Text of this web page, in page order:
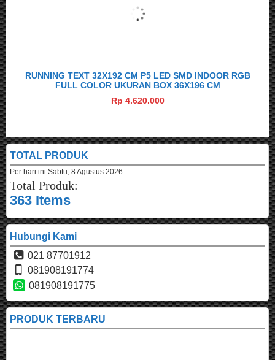
RUNNING TEXT 32X192 CM P5 LED SMD INDOOR RGB
FULL COLOR UKURAN BOX 36X196 CM
Rp 4.620.000
TOTAL PRODUK
Per hari ini Sabtu, 8 Agustus 2026.
Total Produk:
363 Items
Hubungi Kami
021 87701912
081908191774
081908191775
PRODUK TERBARU